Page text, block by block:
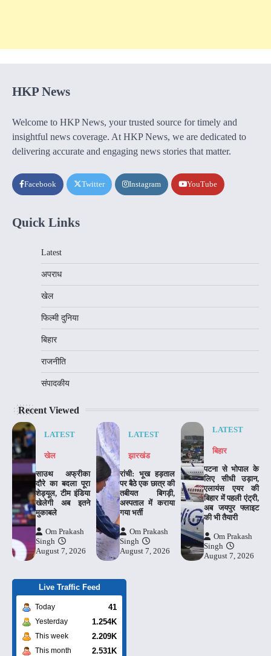
HKP News
Welcome to HKP News, your trusted source for timely and
insightful news coverage. At HKP News, we are dedicated to
delivering accurate and engaging news stories that matter.
Facebook Twitter Instagram YouTube
Quick Links
Latest
अपराध
खेल
फिल्मी दुनिया
बिहार
राजनीति
संपादकीय
Recent Viewed
LATEST
खेल
साउथ अफ्रीका
दौरे का बदला पूरा
शेड्यूल, टीम इंडिया
खेलेगी अब इतने
मुकाबले
Om Prakash
Singh
August 7, 2026
LATEST
झारखंड
रांची: भूख हड़ताल
पर बैठे एक छात्र की
तबीयत बिगड़ी,
अस्पताल में कराया
गया भर्ती
Om Prakash
Singh
August 7, 2026
LATEST
बिहार
पटना से भोपाल के
लिए सीधी उड़ान,
एलायंस एयर की
बिहार में पहली एंट्री,
अब जयपुर फ्लाइट
की भी तैयारी
Om Prakash
Singh
August 7, 2026
Live Traffic Feed
Today 41
Yesterday 1.254K
This week 2.209K
This month 2.531K